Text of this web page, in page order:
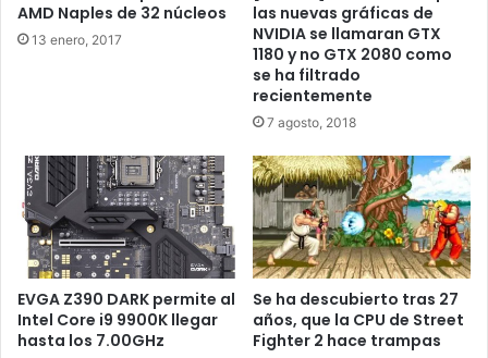
gaming de
Después de la presentación de los AMD Ryzen Pro, por
accidente o no, la propia AMD filtro datos acerca de sus
procesadores AMD Ryzen 3 1200. Este procesador será el
más discreto de la familia Ryzen y tendrá la misión de
competir por el mercado gaming de entrada, con un
rendimiento óptimo por un precio extremadamente
ajustado. Dicho procesador contara con cuatro núcleos y
cuatro hilos de procesamiento, con una frecuencia base
AMD Naples de 32 núcleos
13 enero, 2017
las nuevas gráficas de
NVIDIA se llamaran GTX
1180 y no GTX 2080 como
se ha filtrado
recientemente
7 agosto, 2018
EVGA Z390 DARK permite al
Intel Core i9 9900K llegar
hasta los 7.00GHz
Se ha descubierto tras 27
años, que la CPU de Street
Fighter 2 hace trampas